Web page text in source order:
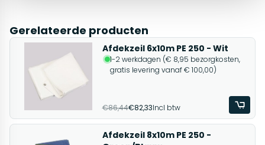
Gerelateerde producten
Afdekzeil 6x10m PE 250 - Wit
1-2 werkdagen (€ 8,95 bezorgkosten,
gratis levering vanaf € 100,00)
€86,44€82,33Incl btw
Afdekzeil 8x10m PE 250 -